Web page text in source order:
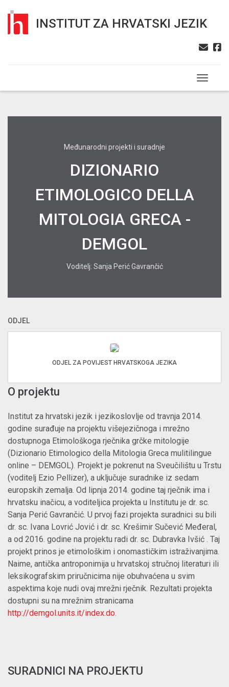
INSTITUT ZA HRVATSKI JEZIK
Toggle
Međunarodni projekti i suradnje
DIZIONARIO
ETIMOLOGICO DELLA
MITOLOGIA GRECA -
DEMGOL
Voditelj: Sanja Perić Gavrančić
ODJEL
ODJEL ZA POVIJEST HRVATSKOGA JEZIKA
O projektu
Institut za hrvatski jezik i jezikoslovlje od travnja 2014.
godine surađuje na projektu višejezičnoga i mrežno
dostupnoga Etimološkoga rječnika grčke mitologije
(Dizionario Etimologico della Mitologia Greca mulitilingue
online – DEMGOL). Projekt je pokrenut na Sveučilištu u Trstu
(voditelj Ezio Pellizer), a uključuje suradnike iz sedam
europskih zemalja. Od lipnja 2014. godine taj rječnik ima i
hrvatsku inačicu, a voditeljica projekta u Institutu je dr. sc.
Sanja Perić Gavrančić. U prvoj fazi projekta suradnici su bili
dr. sc. Ivana Lovrić Jović i dr. sc. Krešimir Sučević Međeral,
a od 2016. godine na projektu radi dr. sc. Dubravka Ivšić . Taj
projekt prinos je etimološkim i onomastičkim istraživanjima.
Naime, antička antroponimija u hrvatskoj stručnoj literaturi ili
leksikografskim priručnicima nije obuhvaćena u svim
aspektima koje nudi ovaj mrežni rječnik. Rezultati projekta
dostupni su na mrežnim stranicama
http://demgol.units.it/index.do.
SURADNICI NA PROJEKTU